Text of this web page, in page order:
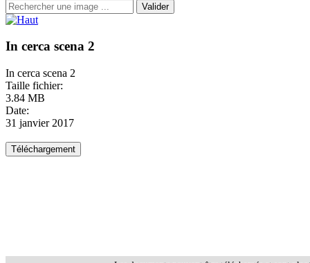
Valider
In cerca scena 2
In cerca scena 2
Taille fichier:
3.84 MB
Date:
31 janvier 2017